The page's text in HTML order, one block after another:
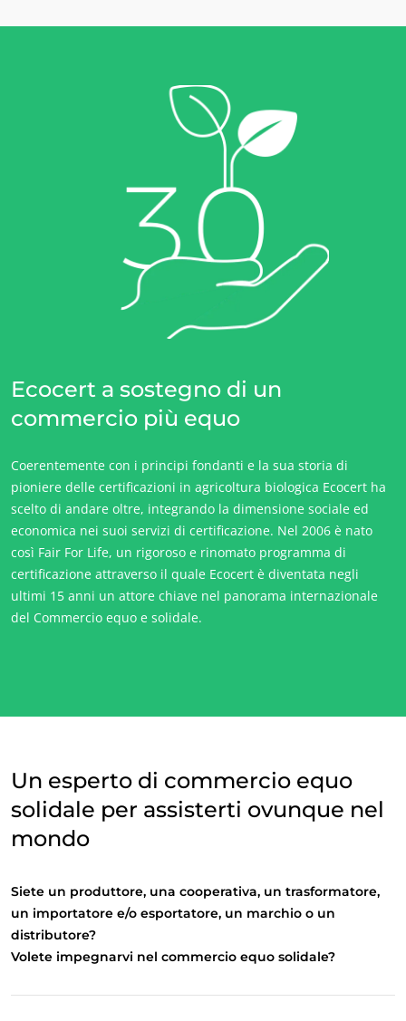
Ecocert a sostegno di un
commercio più equo
Coerentemente con i principi fondanti e la sua storia di
pioniere delle certificazioni in agricoltura biologica Ecocert ha
scelto di andare oltre, integrando la dimensione sociale ed
economica nei suoi servizi di certificazione. Nel 2006 è nato
così Fair For Life, un rigoroso e rinomato programma di
certificazione attraverso il quale Ecocert è diventata negli
ultimi 15 anni un attore chiave nel panorama internazionale
del Commercio equo e solidale.
Un esperto di commercio equo
solidale per assisterti ovunque nel
mondo
Siete un produttore, una cooperativa, un trasformatore,
un importatore e/o esportatore, un marchio o un
distributore?
Volete impegnarvi nel commercio equo solidale?